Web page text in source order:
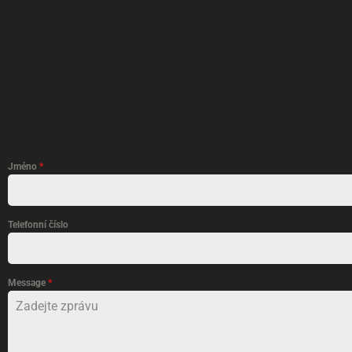
Jméno *
Telefonní číslo
Message *